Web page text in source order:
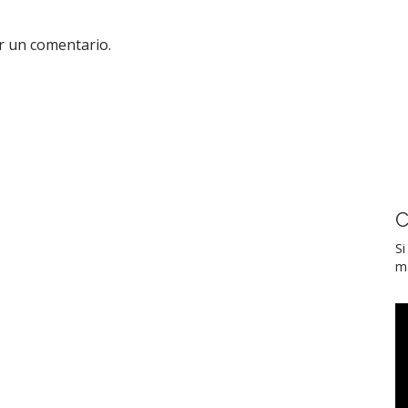
un comentario.